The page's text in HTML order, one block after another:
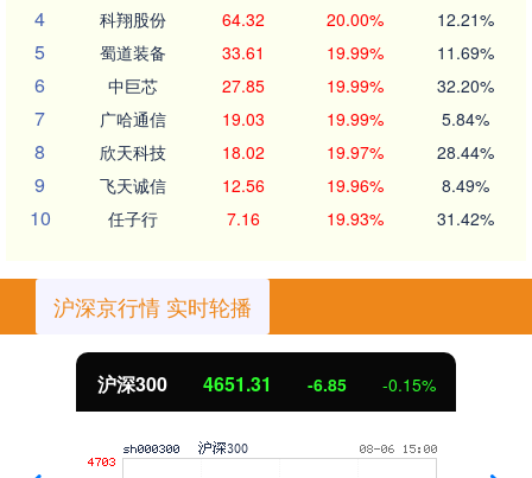
4 科翔股份 64.32 20.00% 12.21%
5 蜀道装备 33.61 19.99% 11.69%
6 中巨芯 27.85 19.99% 32.20%
7 广哈通信 19.03 19.99% 5.84%
8 欣天科技 18.02 19.97% 28.44%
9 飞天诚信 12.56 19.96% 8.49%
10 任子行 7.16 19.93% 31.42%
沪深京行情 实时轮播
沪深300 4651.31 -6.85 -0.15%